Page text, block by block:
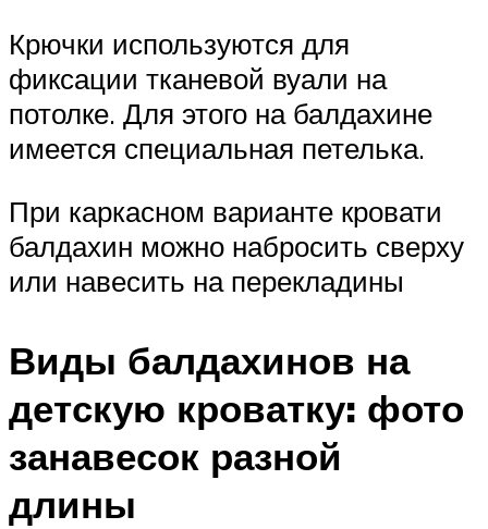
Крючки используются для
фиксации тканевой вуали на
потолке. Для этого на балдахине
имеется специальная петелька.
При каркасном варианте кровати
балдахин можно набросить сверху
или навесить на перекладины
Виды балдахинов на
детскую кроватку: фото
занавесок разной
длины